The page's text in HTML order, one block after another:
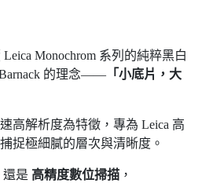
Monochrom 系列的純粹黑白
的理念—— 「小底片，大
高解析度為特徵，專為 Leica 高
捉極細膩的層次與清晰度。
還是 高精度數位掃描 ，